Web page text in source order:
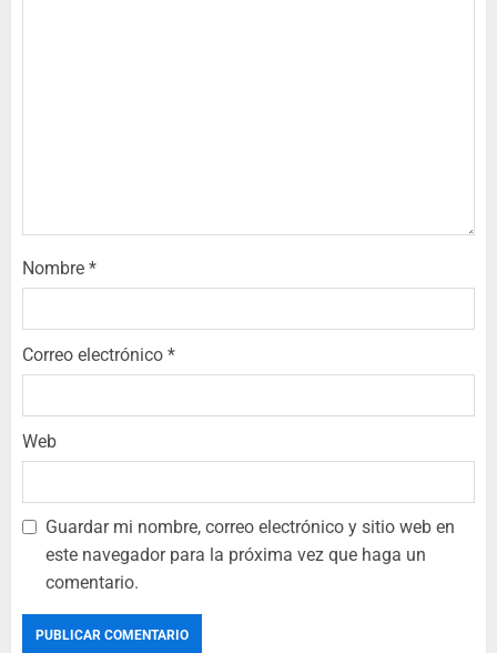
Nombre *
Correo electrónico *
Web
Guardar mi nombre, correo electrónico y sitio web en
este navegador para la próxima vez que haga un
comentario.